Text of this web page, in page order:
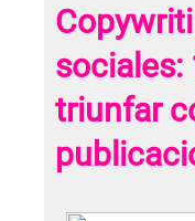
sociales:
triunfar